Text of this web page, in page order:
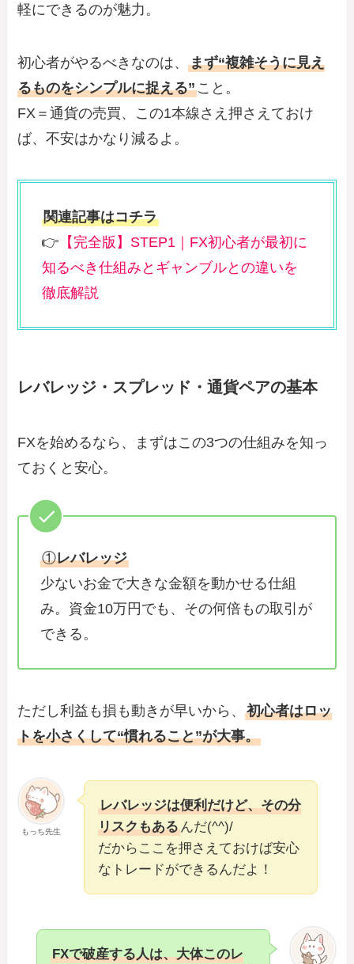
軽にできるのが魅力。
初心者がやるべきなのは、まず“複雑そうに見え
るものをシンプルに捉える”こと。
FX＝通貨の売買、この1本線さえ押さえておけ
ば、不安はかなり減るよ。
関連記事はコチラ
👉 【完全版】STEP1｜FX初心者が最初に
知るべき仕組みとギャンブルとの違いを
徹底解説
レバレッジ・スプレッド・通貨ペアの基本
FXを始めるなら、まずはこの3つの仕組みを知っ
ておくと安心。
①レバレッジ
少ないお金で大きな金額を動かせる仕組
み。資金10万円でも、その何倍もの取引が
できる。
ただし利益も損も動きが早いから、初心者はロッ
トを小さくして“慣れること”が大事。
もっち先生
レバレッジは便利だけど、その分
リスクもあるんだ(^^)/
だからここを押さえておけば安心
なトレードができるんだよ！
FXで破産する人は、大体このレ